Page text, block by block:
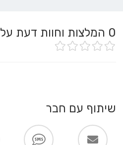
0 המלצות וחוות דעת על Serena
שיתוף עם חבר